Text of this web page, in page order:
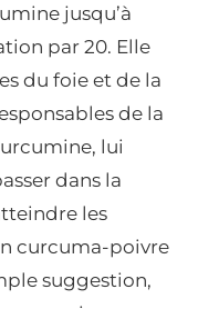
jusqu’à
par 20. Elle
du foie et de la
de la
lui
dans la
les
curcuma-poivre
suggestion,